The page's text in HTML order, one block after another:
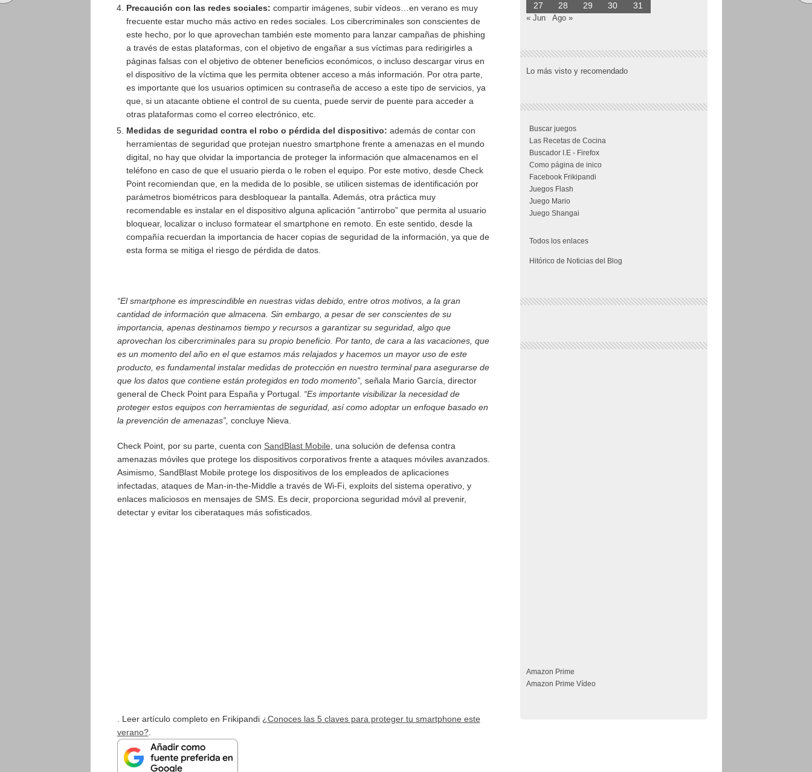
Precaución con las redes sociales: compartir imágenes, subir vídeos…en verano es muy
frecuente estar mucho más activo en redes sociales. Los cibercriminales son conscientes de
este hecho, por lo que aprovechan también este momento para lanzar campañas de phishing
a través de estas plataformas, con el objetivo de engañar a sus víctimas para redirigirles a
páginas falsas con el objetivo de obtener beneficios económicos, o incluso descargar virus en
el dispositivo de la víctima que les permita obtener acceso a más información. Por otra parte,
es importante que los usuarios optimicen su contraseña de acceso a este tipo de servicios, ya
que, si un atacante obtiene el control de su cuenta, puede servir de puente para acceder a
otras plataformas como el correo electrónico, etc.
Medidas de seguridad contra el robo o pérdida del dispositivo: además de contar con
herramientas de seguridad que protejan nuestro smartphone frente a amenazas en el mundo
digital, no hay que olvidar la importancia de proteger la información que almacenamos en el
teléfono en caso de que el usuario pierda o le roben el equipo. Por este motivo, desde Check
Point recomiendan que, en la medida de lo posible, se utilicen sistemas de identificación por
parámetros biométricos para desbloquear la pantalla. Además, otra práctica muy
recomendable es instalar en el dispositivo alguna aplicación “antirrobo” que permita al usuario
bloquear, localizar o incluso formatear el smartphone en remoto. En este sentido, desde la
compañía recuerdan la importancia de hacer copias de seguridad de la información, ya que de
esta forma se mitiga el riesgo de pérdida de datos.
“El smartphone es imprescindible en nuestras vidas debido, entre otros motivos, a la gran
cantidad de información que almacena. Sin embargo, a pesar de ser conscientes de su
importancia, apenas destinamos tiempo y recursos a garantizar su seguridad, algo que
aprovechan los cibercriminales para su propio beneficio. Por tanto, de cara a las vacaciones, que
es un momento del año en el que estamos más relajados y hacemos un mayor uso de este
producto, es fundamental instalar medidas de protección en nuestro terminal para asegurarse de
que los datos que contiene están protegidos en todo momento”, señala Mario García, director
general de Check Point para España y Portugal. “Es importante visibilizar la necesidad de
proteger estos equipos con herramientas de seguridad, así como adoptar un enfoque basado en
la prevención de amenazas”, concluye Nieva.
Check Point, por su parte, cuenta con SandBlast Mobile , una solución de defensa contra
amenazas móviles que protege los dispositivos corporativos frente a ataques móviles avanzados.
Asimismo, SandBlast Mobile protege los dispositivos de los empleados de aplicaciones
infectadas, ataques de Man-in-the-Middle a través de Wi-Fi, exploits del sistema operativo, y
enlaces maliciosos en mensajes de SMS. Es decir, proporciona seguridad móvil al prevenir,
detectar y evitar los ciberataques más sofisticados.
. Leer artículo completo en Frikipandi ¿Conoces las 5 claves para proteger tu smartphone este
verano?.
27
28 29 30 31
« Jun Ago »
Lo más visto y recomendado
Buscar juegos
Las Recetas de Cocina
Buscador I.E - Firefox
Como página de inico
Facebook Frikipandi
Juegos Flash
Juego Mario
Juego Shangai
Todos los enlaces
Hitórico de Noticias del Blog
Amazon Prime
Amazon Prime Vídeo